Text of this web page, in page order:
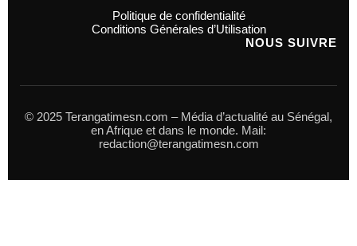
Politique de confidentialité
Conditions Générales d’Utilisation
NOUS SUIVRE
© 2025 Terangatimesn.com – Média d’actualité au Sénégal,
en Afrique et dans le monde. Mail:
redaction@terangatimesn.com